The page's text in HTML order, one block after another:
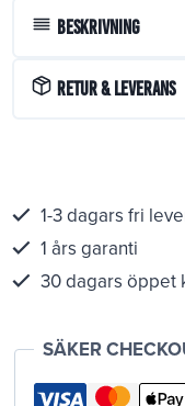
Beskrivning
Retur & Leverans
1-3 dagars fri
1 års garanti
30 dagars öppet
SÄKER